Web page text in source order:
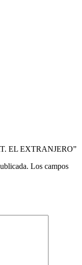
EL EXTRANJERO”
Los campos